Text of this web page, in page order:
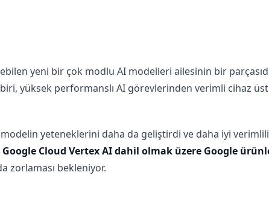
yeni bir çok modlu AI modelleri ailesinin bir
yüksek performanslı AI görevlerinden verimli cihaz
yeteneklerini daha da geliştirdi ve daha iyi
Google Cloud Vertex AI dahil olmak üzere Google
zorlaması bekleniyor.